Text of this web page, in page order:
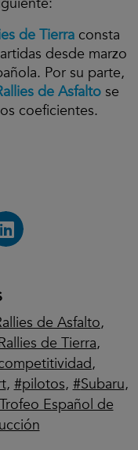
de Tierra consta
desde marzo
Por su parte,
de Asfalto se
coeficientes.
de Asfalto,
de Tierra,
,
, pilotos, Subaru,
Español de